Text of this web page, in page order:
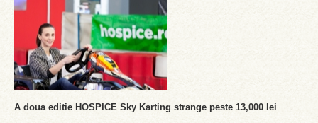
A doua editie HOSPICE Sky Karting strange peste 13,000 lei